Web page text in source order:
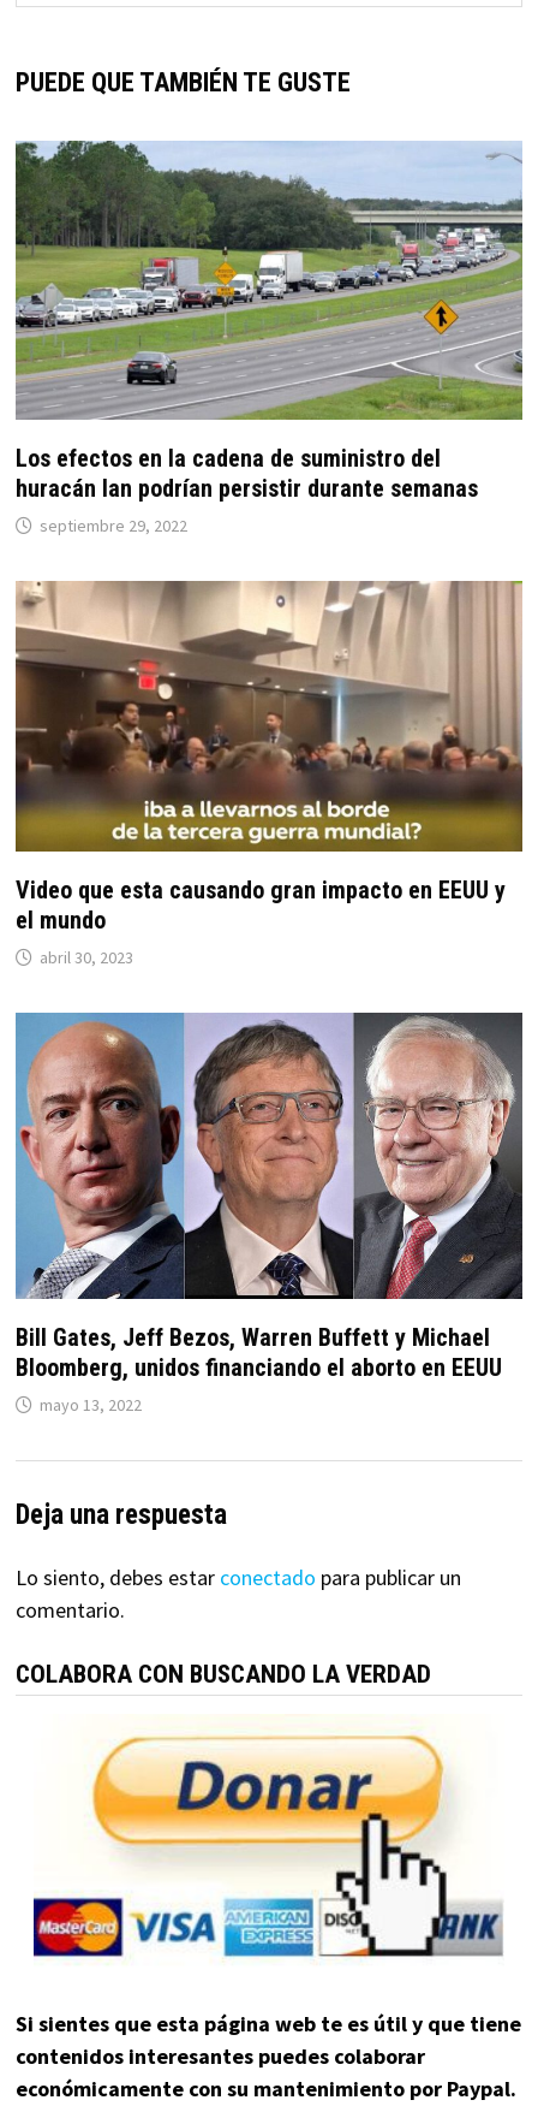
PUEDE QUE TAMBIÉN TE GUSTE
Los efectos en la cadena de suministro del
huracán Ian podrían persistir durante semanas
septiembre 29, 2022
Video que esta causando gran impacto en EEUU y
el mundo
abril 30, 2023
Bill Gates, Jeff Bezos, Warren Buffett y Michael
Bloomberg, unidos financiando el aborto en EEUU
mayo 13, 2022
Deja una respuesta
Lo siento, debes estar conectado para publicar un
comentario.
COLABORA CON BUSCANDO LA VERDAD
Si sientes que esta página web te es útil y que tiene
contenidos interesantes puedes colaborar
económicamente con su mantenimiento por Paypal.